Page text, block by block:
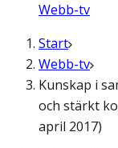
Webb-tv
Start
Webb-tv
Kunskap i
och stärkt
april 2017)